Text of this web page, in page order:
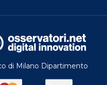
di Milano Dipartimento